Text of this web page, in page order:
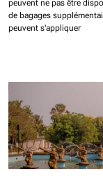
peuvent ne pas être
de bagages
peuvent s'appliquer